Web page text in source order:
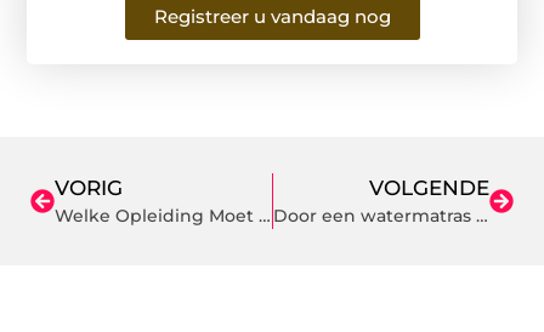
Registreer u vandaag nog
VORIG
Welke Opleiding Moet Je Doen Voor Personal Trainer
VOLGENDE
Door een watermatras te kopen zult u comfortabeler kunnen slapen